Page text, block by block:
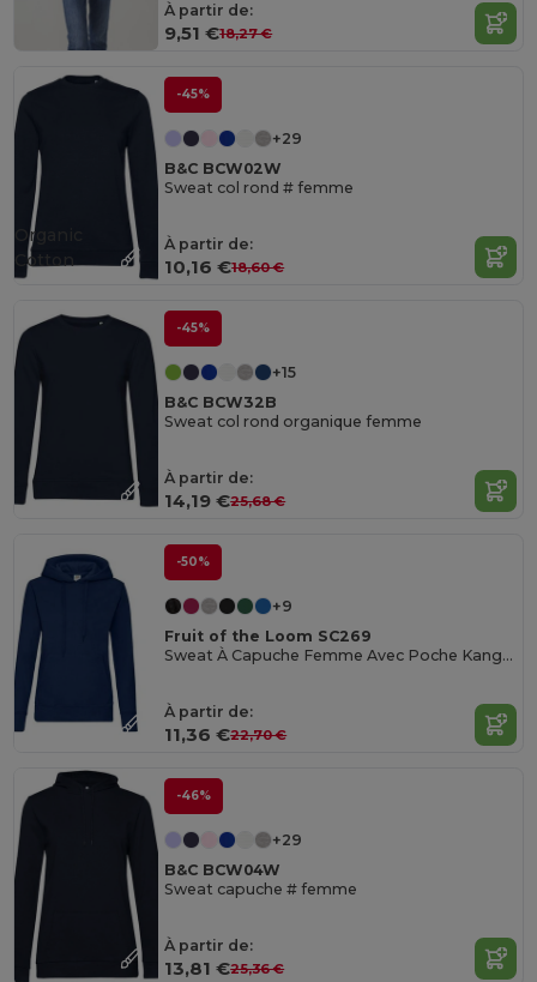
À partir de:
9,51 €18,27 €
-45%
+29
B&C BCW02W
Sweat col rond # femme
À partir de:
10,16 €18,60 €
Organic
Cotton
-45%
+15
B&C BCW32B
Sweat col rond organique femme
À partir de:
14,19 €25,68 €
-50%
+9
Fruit of the Loom SC269
Sweat À Capuche Femme Avec Poche Kangourou
À partir de:
11,36 €22,70 €
-46%
+29
B&C BCW04W
Sweat capuche # femme
À partir de:
13,81 €25,36 €